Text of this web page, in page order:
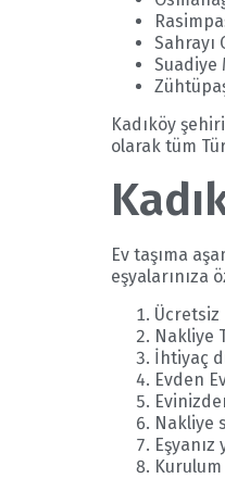
Sahrayı
Suadiye
Kadıköy
olarak tüm
Ev taşıma
eşyalarınıza
Ücretsiz
Nakliye
İhtiyaç
Evden
Nakliye
Eşyanız